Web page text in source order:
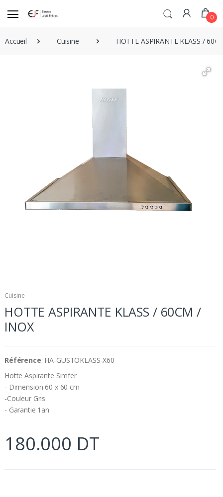
0
Accueil Cuisine HOTTE ASPIRANTE KLASS /
Cuisine
HOTTE ASPIRANTE KLASS / 60CM /
INOX
Référence: HA-GUSTOKLASS-X60
Hotte Aspirante Simfer
- Dimension 60 x 60 cm
-Couleur Gris
- Garantie 1an
180.000 DT